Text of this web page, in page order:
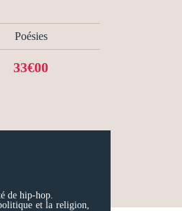
Poésies
33€00
de hip-hop.
et la religion,